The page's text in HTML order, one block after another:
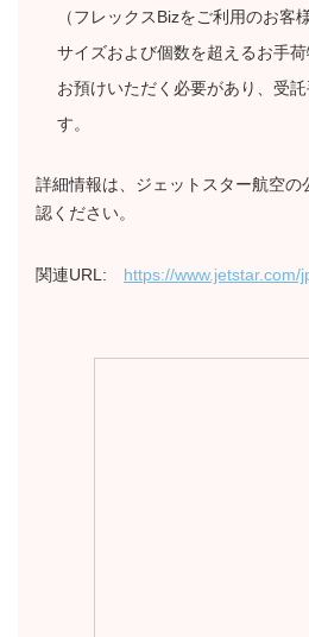
（フレックスBizをご利用のお客
サイズおよび個数を超えるお手
お預けいただく必要があり、受
す。
詳細情報は、ジェットスター航空
認ください。
関連URL: https://